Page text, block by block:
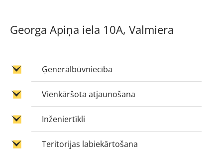
Georga Apiņa iela 10A, Valmiera
Ģenerālbūvniecība
Vienkāršota atjaunošana
Inženiertīkli
Teritorijas labiekārtošana